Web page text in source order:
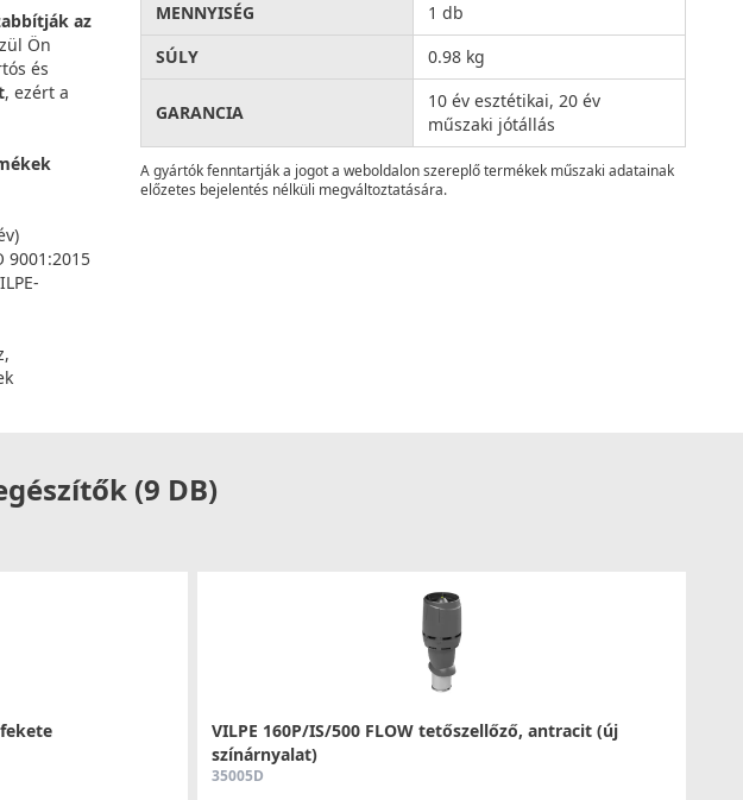
az
Ön
és
, ezért a
9001:2015
MENNYISÉG
1 db
SÚLY
0.98 kg
GARANCIA
10 év esztétikai, 20 év
műszaki jótállás
A gyártók fenntartják a jogot a weboldalon szereplő termékek műszaki adatainak
előzetes bejelentés nélküli megváltoztatására.
(9 DB)
VILPE 160P/IS/500 FLOW tetőszellőző, antracit (új
színárnyalat)
35005D